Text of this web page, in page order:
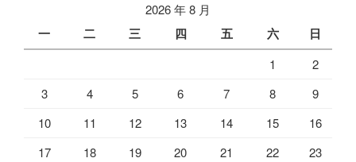
2026 年 8 月
一 二 三 四 五 六 日
1
2
3
4 5 6 7 8
9
10
11 12 13 14 15
16
17
18 19 20 21 22
23